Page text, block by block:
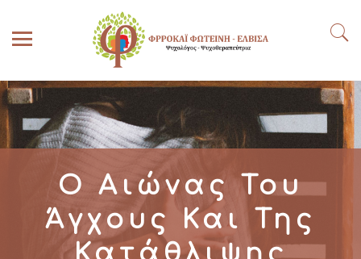
Ο Αιώνας Του
Άγχους Και Της